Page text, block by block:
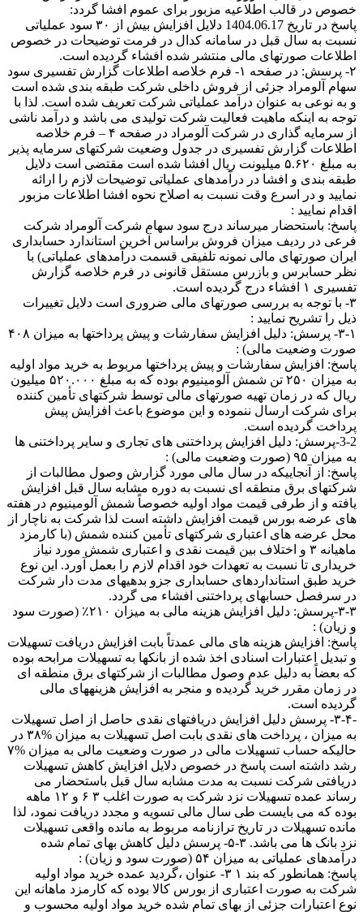
خصوص در قالب اطلاعیه مزبور برای عموم افشا گردد:
پاسخ در تاریخ 1404.06.17 دلایل افزایش بیش از ۳۰ سود عملیاتی
نسبت به سال قبل در سامانه کدال در فرمت توضیحات در خصوص
اطلاعات صورتهای مالی منتشر شده افشاء گردیده است.
۲- پرسش: در صفحه ۱- فرم خلاصه اطلاعات گزارش تفسیری سود
سهام آلومراد جزئی از فروش داخلی شرکت طبقه بندی شده است
و به نوعی به عنوان درآمد عملیاتی شرکت تعریف شده است. لذا با
توجه به اینکه ماهیت فعالیت شرکت تولیدی می باشد و درآمد ناشی
از سرمایه گذاری در شرکت آلومراد در صفحه ۴ – فرم خلاصه
اطلاعات گزارش تفسیری در جدول وضعیت شرکتهای سرمایه پذیر
به مبلغ ۵.۶۲۰ میلیونت ریال افشا شده است مقتضی است دلایل
طبقه بندی و افشا در درآمدهای عملیاتی توضیحات لازم را ارائه
نمایید و در اسرع وقت نسبت به اصلاح نحوه افشا اطلاعات مزبور
اقدام نمایید :
پاسخ: باستحضار میرساند درج سود سهام شرکت آلومراد شرکت
فرعی در ردیف میزان فروش براساس آخرین استاندارد حسابداری
ایران صورتهای مالی نمونه تلفیقی قسمت درآمدهای عملیاتی) با
نظر حسابرس و بازرس مستقل قانونی در فرم خلاصه گزارش
تفسیری ۱ افشاء درج گردیده است.
۳- با توجه به بررسی صورتهای مالی ضروری است دلایل تغییرات
ذیل را تشریح نمایید :
۳-۱- پرسش: دلیل افزایش سفارشات و پیش پرداختها به میزان ۴۰۸
صورت وضعیت مالی) :
پاسخ: افزایش سفارشات و پیش پرداختها مربوط به خرید مواد اولیه
به میزان ۲۵۰ تن شمش آلومینیوم بوده که به مبلغ ۵۲۰.۰۰۰ میلیون
ریال که در زمان تهیه صورتهای مالی توسط شرکتهای تأمین کننده
برای شرکت ارسال ننموده و این موضوع باعث افزایش پیش
پرداخت گردیده است.
3-2-پرسش: دلیل افزایش پرداختنی های تجاری و سایر پرداختنی ها
به میزان ۹۵ (صورت وضعیت مالی) :
پاسخ: از آنجاییکه در سال مالی مورد گزارش وصول مطالبات از
شرکتهای برق منطقه ای نسبت به دوره مشابه سال قبل افزایش
یافته و از طرفی قیمت مواد اولیه خصوصاً شمش آلومینیوم در هفته
های عرضه بورس قیمت افزایش داشته است لذا شرکت به ناچار از
محل عرضه های اعتباری شرکتهای تأمین کننده شمش (با کارمزد
ماهیانه ۳ و اختلاف بین قیمت نقدی و اعتباری شمش مورد نیاز
خریداری تا نسبت به تعهدات خود اقدام لازم را بعمل آورد. این نوع
خرید طبق استانداردهای حسابداری جزو بدهیهای مدت دار شرکت
در سرفصل حسابهای پرداختنی افشاء می گردد.
۳-۳-پرسش: دلیل افزایش هزینه مالی به میزان ۲۱۰٪ (صورت سود
و زیان) :
پاسخ: افزایش هزینه های مالی عمدتاً بابت افزایش دریافت تسهیلات
و تبدیل اعتبارات اسنادی اخذ شده از بانکها به تسهیلات مرابحه بوده
که بعضاً به دلیل عدم وصول مطالبات از شرکتهای برق منطقه ای
در زمان مقرر خرید گردیده و منجر به افزایش هزینههای مالی
گردیده است.
-۳-۴- پرسش دلیل افزایش دریافتهای نقدی حاصل از اصل تسهیلات
به میزان ، پرداخت های نقدی بابت اصل تسهیلات به میزان %۳۸ در
حالیکه حساب تسهیلات مالی در صورت وضعیت مالی به میزان %۷
رشد داشته است پاسخ در خصوص دلایل افزایش کاهش تسهیلات
دریافتی شرکت نسبت به مدت مشابه سال قبل باستحضار می
رساند عمده تسهیلات نزد شرکت به صورت اغلب ۳ ۶ و ۱۲ ماهه
بوده که می بایست طی سال مالی تسویه و مجدد دریافت نمود، لذا
مانده تسهیلات در تاریخ ترازنامه مربوط به مانده واقعی تسهیلات
نزد بانک ها می باشد. ۳-۵- پرسش دلیل کاهش بهای تمام شده
درآمدهای عملیاتی به میزان ۵۴ (صورت سود و زیان) :
پاسخ: همانطور که بند ۱ ۳- عنوان ،گردید عمده خرید مواد اولیه
شرکت به صورت اعتباری از بورس کالا بوده که کارمزد ماهانه این
نوع اعتبارات جزئی از بهای تمام شده خرید مواد اولیه محسوب و